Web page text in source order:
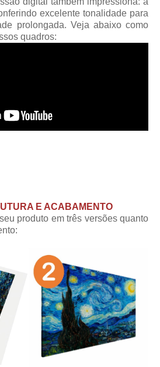
excelente tonalidade para
prolongada. Veja abaixo como
quadros:
E ACABAMENTO
produto em três versões quanto